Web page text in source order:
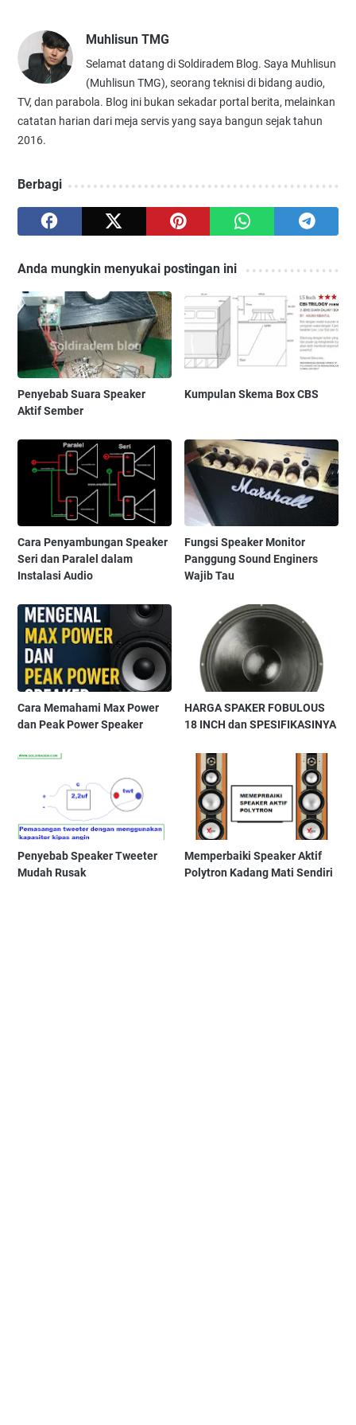
Muhlisun TMG
Selamat datang di Soldiradem Blog. Saya Muhlisun
(Muhlisun TMG), seorang teknisi di bidang audio,
TV, dan parabola. Blog ini bukan sekadar portal berita, melainkan
catatan harian dari meja servis yang saya bangun sejak tahun
2016.
Berbagi
Anda mungkin menyukai postingan ini
Penyebab Suara Speaker
Aktif Sember
Kumpulan Skema Box CBS
Cara Penyambungan Speaker
Seri dan Paralel dalam
Instalasi Audio
Fungsi Speaker Monitor
Panggung Sound Enginers
Wajib Tau
Cara Memahami Max Power
dan Peak Power Speaker
HARGA SPAKER FOBULOUS
18 INCH dan SPESIFIKASINYA
Penyebab Speaker Tweeter
Mudah Rusak
Memperbaiki Speaker Aktif
Polytron Kadang Mati Sendiri